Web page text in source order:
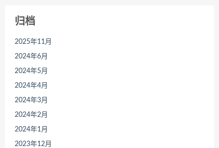
归档
2025年11月
2024年6月
2024年5月
2024年4月
2024年3月
2024年2月
2024年1月
2023年12月